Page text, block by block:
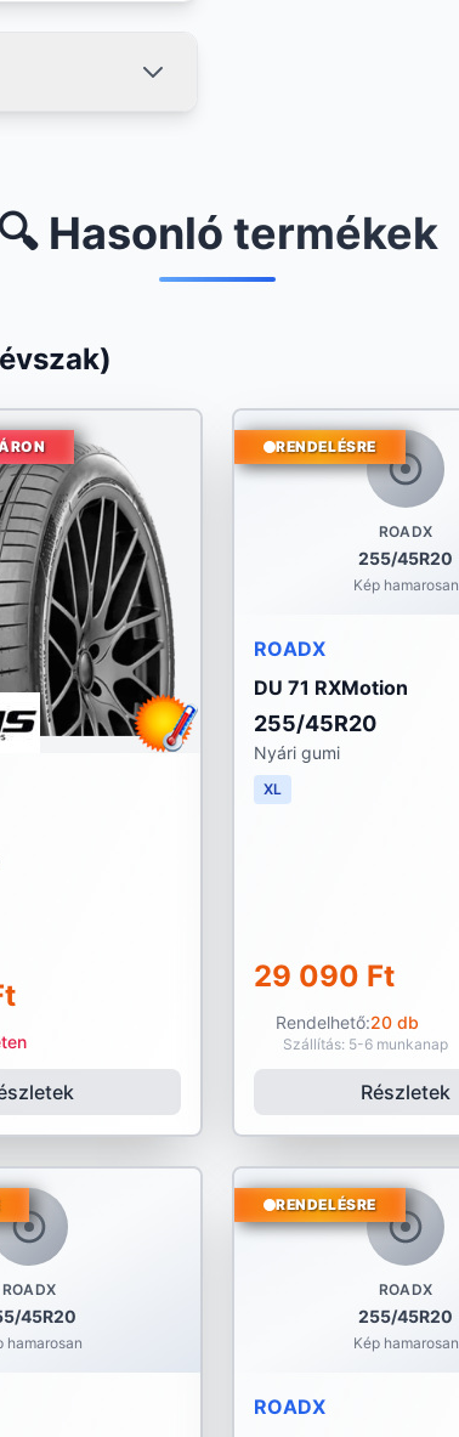
🔍 Hasonló termékek
ROADX
255/45R20
Kép hamarosan
RENDELÉSRE
ROADX
DU 71 RXMotion
255/45R20
Nyári gumi
XL
29 090 Ft
Rendelhető:20 db
Szállítás: 5-6 munkanap
Részletek
ROADX
45R20
hamarosan
ROADX
255/45R20
Kép hamarosan
RENDELÉSRE
ROADX